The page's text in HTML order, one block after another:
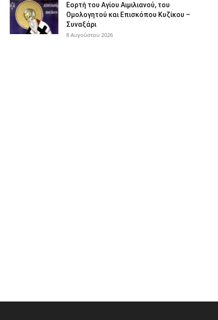
Εορτή του Αγίου Αιμιλιανού, του
Ομολογητού και Επισκόπου Κυζίκου –
Συναξάρι
8 Αυγούστου 2026